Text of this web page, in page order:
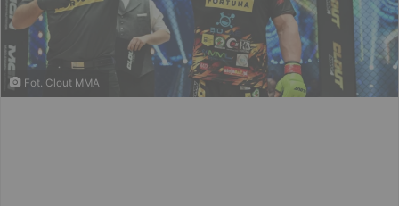
Fot. Clout MMA